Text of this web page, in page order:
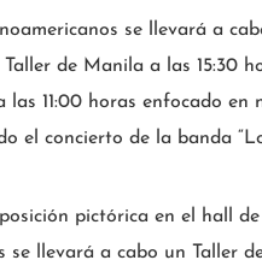
se llevará a
de Manila a las 15:30
11:00 horas enfocado en
el concierto de la banda
pictórica en el hall
se llevará a cabo un Taller